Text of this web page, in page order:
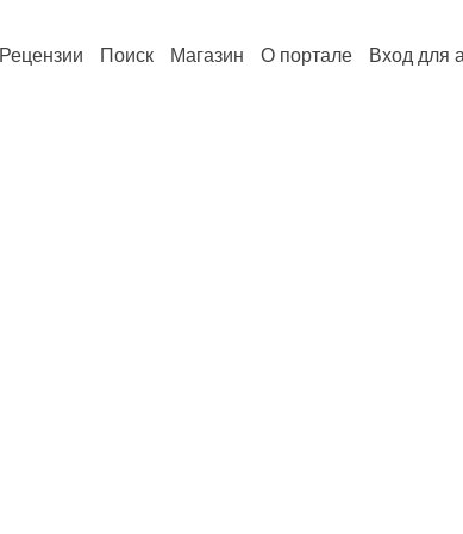
Рецензии Поиск Магазин О портале Вход для